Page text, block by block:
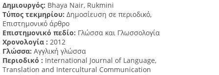
Δημιουργός: Bhaya Nair, Rukmini
Τύπος τεκμηρίου: Δημοσίευση σε περιοδικό,
Επιστημονικό άρθρο
Επιστημονικό πεδίο: Γλώσσα και Γλωσσολογία
Χρονολογία : 2012
Γλώσσα: Αγγλική γλώσσα
Περιοδικό : International Journal of Language,
Translation and Intercultural Communication